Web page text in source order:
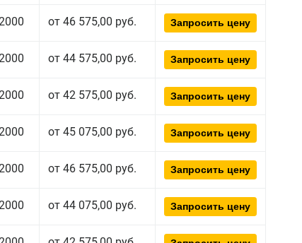
от 46 575,00 руб. Запросить цену
от 44 575,00 руб. Запросить цену
от 42 575,00 руб. Запросить цену
от 45 075,00 руб. Запросить цену
от 46 575,00 руб. Запросить цену
от 44 075,00 руб. Запросить цену